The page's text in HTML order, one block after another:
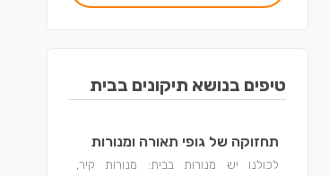
טיפים בנושא תיקונים בבית
תחזוקה של גופי תאורה ומנורות
לכולנו יש מנורות בבית: מנורות קיר,